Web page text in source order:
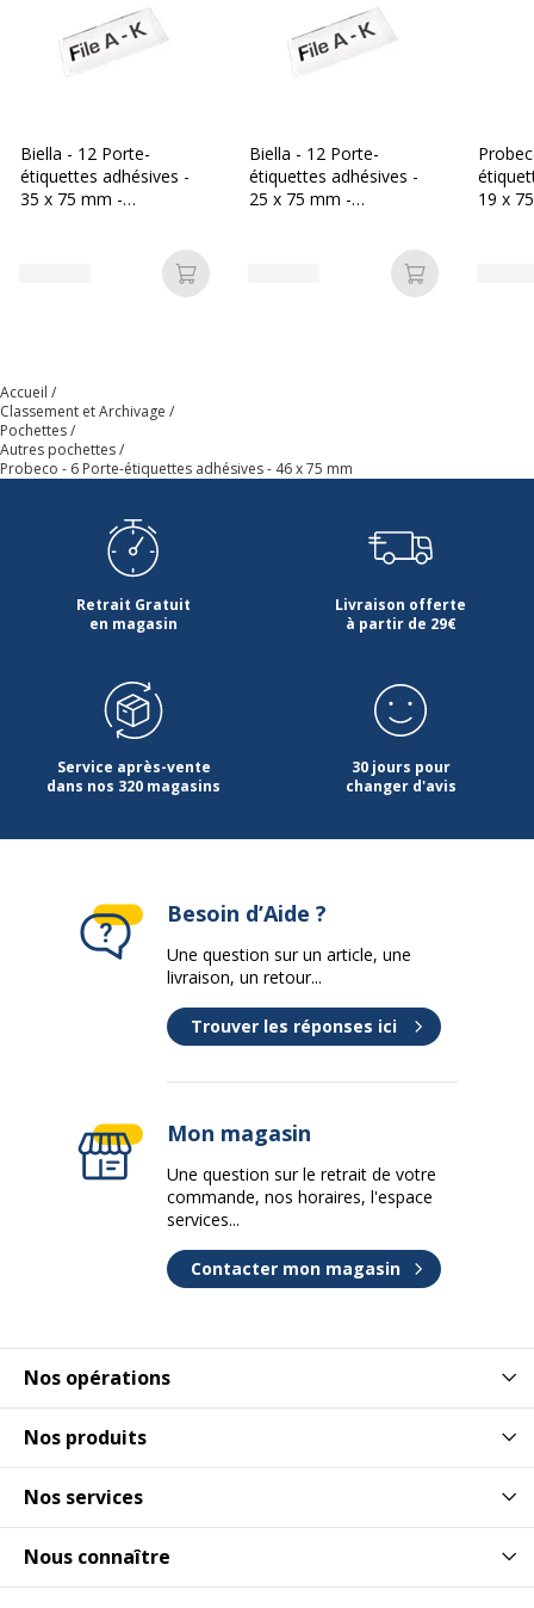
Biella - 12 Porte-
étiquettes adhésives -
35 x 75 mm -
Ajouter au panier
Biella - 12 Porte-
étiquettes adhésives -
25 x 75 mm -
Ajouter au
19 x
Accueil
Classement et Archivage
Pochettes
Autres pochettes
Probeco - 6 Porte-étiquettes adhésives - 46 x 75 mm
Retrait Gratuit
en magasin
Livraison offerte
à partir de 29€
Service après-vente
dans nos 320 magasins
30 jours pour
changer d'avis
Nos opérations
Nos produits
Nos services
Nous connaître
Besoin d’Aide ?
Une question sur un article, une
livraison, un retour...
Trouver les réponses ici
Mon magasin
Une question sur le retrait de votre
commande, nos horaires, l'espace
services...
Contacter mon magasin